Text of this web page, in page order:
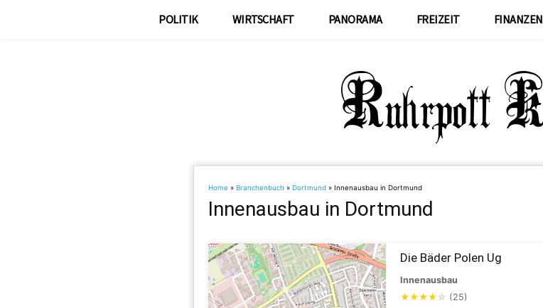
POLITIK WIRTSCHAFT PANORAMA FREIZEIT FINANZEN
Home » Branchenbuch » Dortmund » Innenausbau in Dortmund
Innenausbau in Dortmund
Die Bäder Polen Ug
Innenausbau
★★★★ ☆ (25)